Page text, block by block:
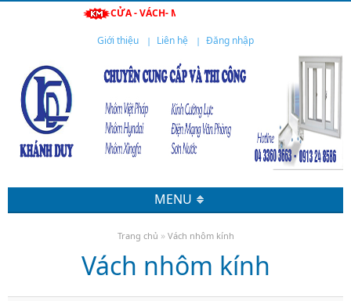
CỬA - VÁCH- MÁI- LAN CAN- CẦU THANG- TỦ
Giới thiệu Liên hệ Đăng nhập
MENU
Trang chủ » Vách nhôm kính
Vách nhôm kính